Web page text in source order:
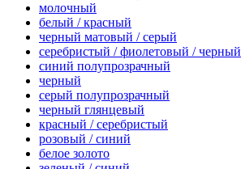
молочный
белый / красный
черный матовый / серый
серебристый / фиолетовый / черный
синий полупрозрачный
черный
серый полупрозрачный
черный глянцевый
красный / серебристый
розовый / синий
белое золото